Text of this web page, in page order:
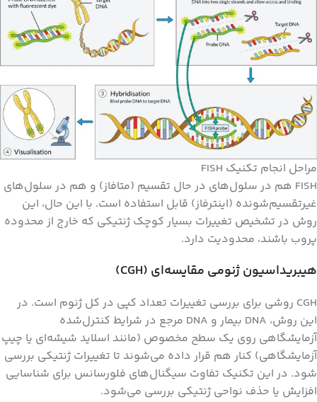
مراحل انجام تکنیک FISH
FISH هم در سلول‌های در حال تقسیم (متافاز) و هم در سلول‌های
غیرتقسیم‌شونده (اینترفاز) قابل استفاده است. با این حال، این
روش در تشخیص تغییرات بسیار کوچک ژنتیکی که خارج از محدوده
پروب باشند، محدودیت دارد.
هیبریداسیون ژنومی مقایسه‌ای (CGH)
CGH روشی برای بررسی تغییرات تعداد کپی در کل ژنوم است. در
این روش، DNA بیمار و DNA مرجع در شرایط کنترل‌شده
آزمایشگاهی روی یک سطح مخصوص (مانند اسلاید شیشه‌ای یا چیپ
آزمایشگاهی) کنار هم قرار داده می‌شوند تا تغییرات ژنتیکی بررسی
شود. در این تکنیک تفاوت سیگنال‌های فلورسانس برای شناسایی
افزایش یا حذف نواحی ژنتیکی بررسی می‌شود.